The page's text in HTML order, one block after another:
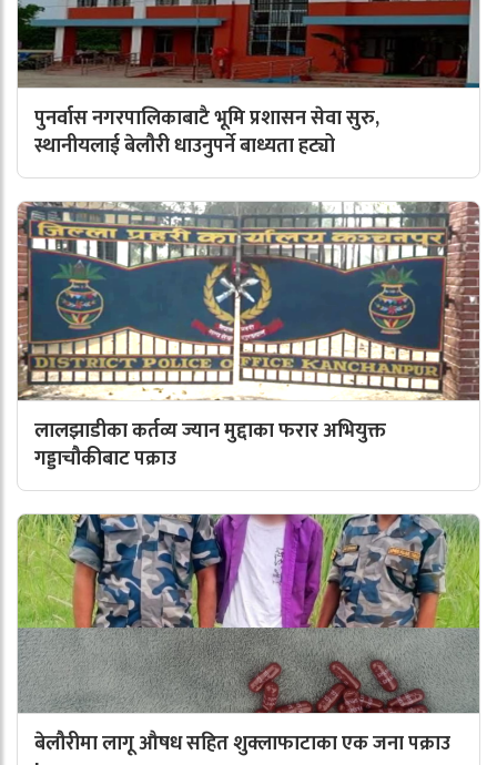
पुनर्वास नगरपालिकाबाटै भूमि प्रशासन सेवा सुरु,
स्थानीयलाई बेलौरी धाउनुपर्ने बाध्यता हट्यो
लालझाडीका कर्तव्य ज्यान मुद्दाका फरार अभियुक्त
गड्डाचौकीबाट पक्राउ
बेलौरीमा लागू औषध सहित शुक्लाफाटाका एक जना पक्राउ